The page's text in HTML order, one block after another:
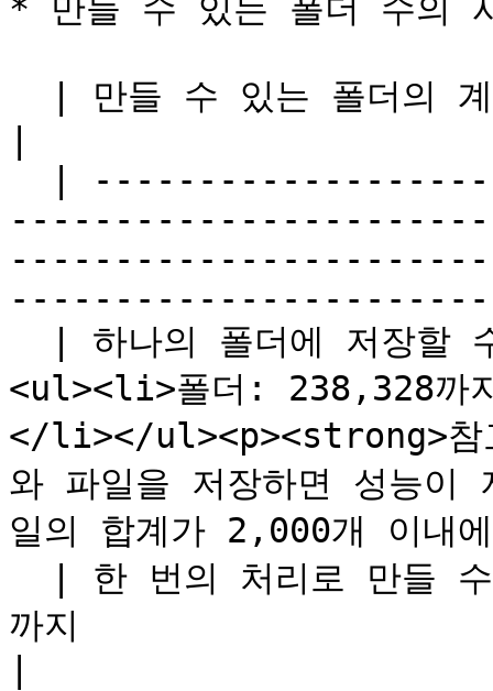
* 만들 수 있는 폴더 수의
<ul><li>폴더: 238,328까
</li></ul><p><strong>참
와 파일을 저장하면 성능이
일의 합계가 2,000개 이내
까지